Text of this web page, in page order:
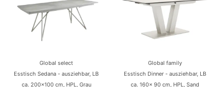
Global select
Esstisch Sedana - ausziehbar, LB
ca. 200x100 cm, HPL, Grau
Global family
Esstisch Dinner - ausziehbar, LB
ca. 160x 90 cm, HPL, Sand